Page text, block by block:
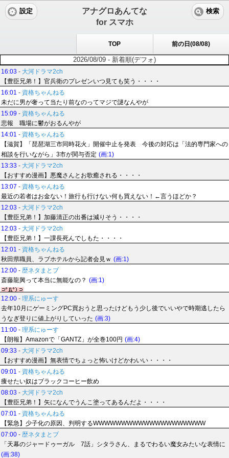
アナグロあんてな
for スマホ
設定 検索
TOP 前の日(08/08)
2026/08/09 - 新着順(デフォ)
16:03 - 大河ドラマ2ch
【豊臣兄弟！】官兵衛のプレゼンいつ見ても笑う・・・・
16:01 - 資格ちゃんねる
未だに男が奢って当たり前なのってマジで謎なんやが
15:09 - 資格ちゃんねる
悲報 職場に鬱がおるんやが
14:01 - 資格ちゃんねる
【滋賀】「琵琶湖三市同時花火」開催中止を発表 今後の対応は「法的専門家への
相談を行いながら」3市が関与否定 (画:1)
13:33 - 大河ドラマ2ch
【おすすめ漫画】悪魔さんとお歌癒される・・・・
13:07 - 資格ちゃんねる
最近の若者はお金ない！旅行も行けない何も買えない！←言うほどか？
12:03 - 大河ドラマ2ch
【豊臣兄弟！】加藤清正の出番は減りそう・・・・
12:03 - 大河ドラマ2ch
【豊臣兄弟！】一課長死んでしもた・・・・
12:01 - 資格ちゃんねる
秋田県職員、ラブホテルから記者会見ｗ (画:1)
12:00 - 歴ネタまとブ
斎藤龍興って本当に無能なの？ (画:1)
12:00 - 理系にゅーす
去年10月にゲーミングPC買おうと思ったけどもう少し後でいいやで時期逃したら
うなぎ登りに値上がりしていった (画:3)
11:00 - 理系にゅーす
【朗報】Amazonで「GANTZ」が全巻100円 (画:4)
09:33 - 大河ドラマ2ch
【おすすめ漫画】無表情でちょっと怖いけどかわいい・・・・
09:01 - 資格ちゃんねる
痩せたい奴はブラックコーヒー飲め
08:03 - 大河ドラマ2ch
【豊臣兄弟！】矢になんでうんこ塗ってあるんだよ・・・・
07:01 - 資格ちゃんねる
【緊急】少子化の原因、判明するWWWWWWWWWWWWWWWWWWWW
07:00 - 歴ネタまとブ
「天幕のジャードゥーガル 7話」シタラさん、まるでわるい魔女みたいな表情に
(画:38)